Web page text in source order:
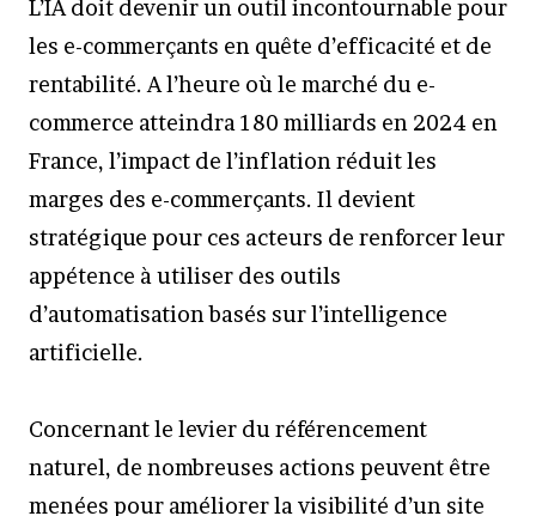
L’IA doit devenir un outil incontournable pour
les e-commerçants en quête d’efficacité et de
rentabilité. A l’heure où le marché du e-
commerce atteindra 180 milliards en 2024 en
France, l’impact de l’inflation réduit les
marges des e-commerçants. Il devient
stratégique pour ces acteurs de renforcer leur
appétence à utiliser des outils
d’automatisation basés sur l’intelligence
artificielle.
Concernant le levier du référencement
naturel, de nombreuses actions peuvent être
menées pour améliorer la visibilité d’un site